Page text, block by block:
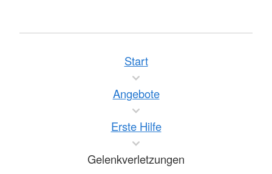
Start
Angebote
Erste Hilfe
Gelenkverletzungen